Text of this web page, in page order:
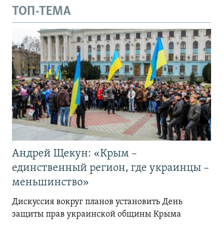
ТОП-ТЕМА
Андрей Щекун: «Крым –
единственный регион, где украинцы –
меньшинство»
Дискуссия вокруг планов установить День
защиты прав украинской общины Крыма